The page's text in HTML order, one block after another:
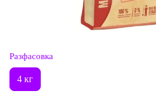
Разфасовка
4 кг